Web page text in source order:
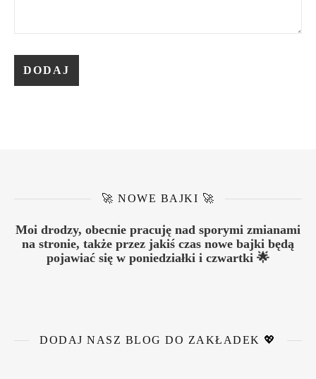
🚀 NOWE BAJKI 🚀
Moi drodzy, obecnie pracuję nad sporymi zmianami
na stronie, także przez jakiś czas nowe bajki będą
pojawiać się w poniedziałki i czwartki 🌟
DODAJ NASZ BLOG DO ZAKŁADEK 💖